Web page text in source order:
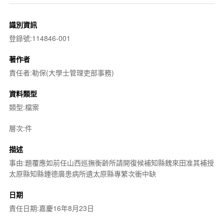
識別資訊
登錄號:114846-001
著作者
責任者:勒保(大學士管理吏部事務)
資料類型
類型:檔案
層次:件
描述
事由:題覆應如前任山西巡撫衡齡所請開復候補知縣魏來田准其補授
太原縣知縣鍾德廣患病所遺太原縣專繁次衝中缺
日期
責任日期:嘉慶16年8月23日